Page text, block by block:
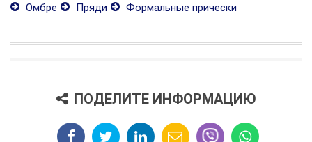
Омбре
Пряди Формальные прически
ПОДЕЛИТЕ ИНФОРМАЦИЮ